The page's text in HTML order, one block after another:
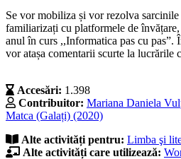
Se vor mobiliza și vor rezolva
familiarizați cu platformele de
anul în curs ,,Informatica pas cu pas”.
vor atașa comentarii scurte la lucrările
Accesări: 1.398
Contribuitor: Mariana Daniela
Matca (Galați) (2020)
Alte activități pentru: Limba şi
Alte activități care utilizează: